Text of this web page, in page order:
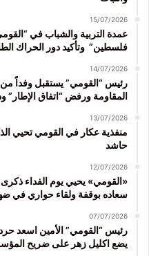
15/07/2026
عمدة التربية والشباب في
فلسطين” وتأكيد دور الحراك
14/07/2026
رئيس “القومي” يستقبل وفداً من
المقاومة ورفض “اتفاق الإطار”
13/07/2026
حاشد
12/07/2026
«القومي» يحيي يوم الفداء
سعاده بوقفة ولقاء حواري في
07/07/2026
رئيس “القومي” الأمين اسعد
يضع اكليل زهر على ضريح